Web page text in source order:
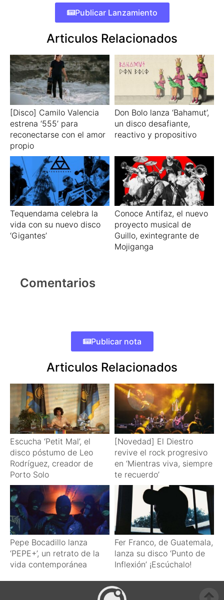
Publicar Lanzamiento
Articulos Relacionados
[Disco] Camilo Valencia
estrena ‘555’ para
reconectarse con el amor
propio
Don Bolo lanza ‘Bahamut’,
un disco desafiante,
reactivo y propositivo
Tequendama celebra la
vida con su nuevo disco
‘Gigantes’
Conoce Antifaz, el nuevo
proyecto musical de
Guillo, exintegrante de
Mojiganga
Comentarios
Publicar nota
Articulos Relacionados
Escucha ‘Petit Mal’, el
disco póstumo de Leo
Rodríguez, creador de
Porto Solo
[Novedad] El Diestro
revive el rock progresivo
en ‘Mientras viva, siempre
te recuerdo’
Pepe Bocadillo lanza
‘PEPE+’, un retrato de la
vida contemporánea
Fer Franco, de Guatemala,
lanza su disco ‘Punto de
Inflexión’ ¡Escúchalo!